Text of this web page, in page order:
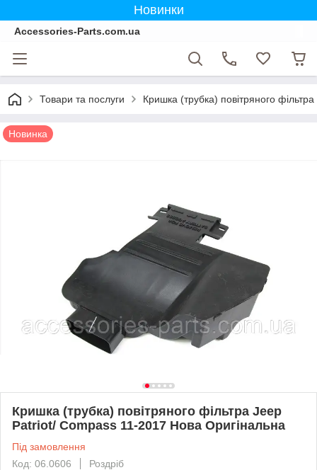
Новинки
Accessories-Parts.com.ua
Товари та послуги Кришка (трубка) повітряного
Новинка
Кришка (трубка) повітряного фільтра Jeep
Patriot/ Compass 11-2017 Нова Оригінальна
Під замовлення
Код: 06.0606
Роздріб